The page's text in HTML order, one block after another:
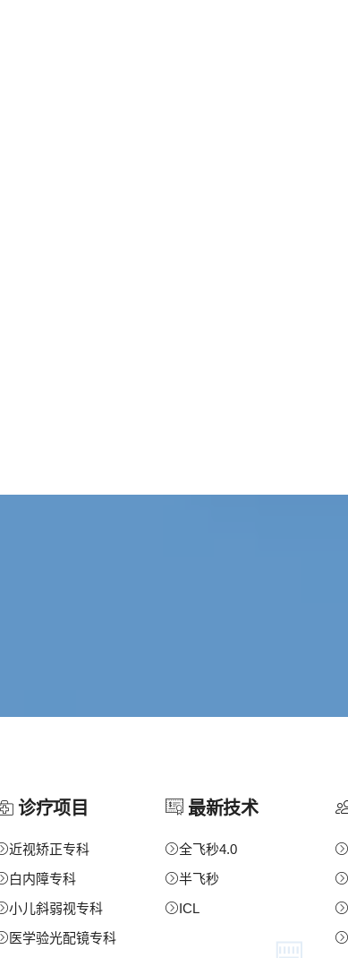
诊疗项目
近视矫正专科
白内障专科
小儿斜弱视专科
医学验光配镜专科
最新技术
全飞秒4.0
半飞秒
ICL